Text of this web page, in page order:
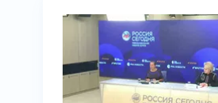
Международные отношения
Образование